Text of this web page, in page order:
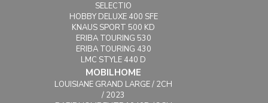
SELECTIO
HOBBY DELUXE 400 SFE
KNAUS SPORT 500 KD
ERIBA TOURING 530
ERIBA TOURING 430
LMC STYLE 440 D
MOBILHOME
LOUISIANE GRAND LARGE / 2CH
/ 2023